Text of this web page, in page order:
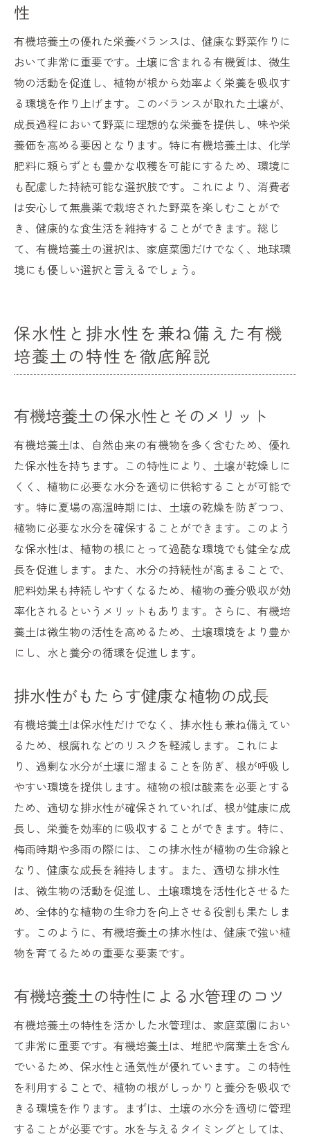
性
有機培養土の優れた栄養バランスは、健康な野菜作りに
おいて非常に重要です。土壌に含まれる有機質は、微生
物の活動を促進し、植物が根から効率よく栄養を吸収す
る環境を作り上げます。このバランスが取れた土壌が、
成長過程において野菜に理想的な栄養を提供し、味や栄
養価を高める要因となります。特に有機培養土は、化学
肥料に頼らずとも豊かな収穫を可能にするため、環境に
も配慮した持続可能な選択肢です。これにより、消費者
は安心して無農薬で栽培された野菜を楽しむことがで
き、健康的な食生活を維持することができます。総じ
て、有機培養土の選択は、家庭菜園だけでなく、地球環
境にも優しい選択と言えるでしょう。
保水性と排水性を兼ね備えた有機
培養土の特性を徹底解説
有機培養土の保水性とそのメリット
有機培養土は、自然由来の有機物を多く含むため、優れ
た保水性を持ちます。この特性により、土壌が乾燥しに
くく、植物に必要な水分を適切に供給することが可能で
す。特に夏場の高温時期には、土壌の乾燥を防ぎつつ、
植物に必要な水分を確保することができます。このよう
な保水性は、植物の根にとって過酷な環境でも健全な成
長を促進します。また、水分の持続性が高まることで、
肥料効果も持続しやすくなるため、植物の養分吸収が効
率化されるというメリットもあります。さらに、有機培
養土は微生物の活性を高めるため、土壌環境をより豊か
にし、水と養分の循環を促進します。
排水性がもたらす健康な植物の成長
有機培養土は保水性だけでなく、排水性も兼ね備えてい
るため、根腐れなどのリスクを軽減します。これによ
り、過剰な水分が土壌に溜まることを防ぎ、根が呼吸し
やすい環境を提供します。植物の根は酸素を必要とする
ため、適切な排水性が確保されていれば、根が健康に成
長し、栄養を効率的に吸収することができます。特に、
梅雨時期や多雨の際には、この排水性が植物の生命線と
なり、健康な成長を維持します。また、適切な排水性
は、微生物の活動を促進し、土壌環境を活性化させるた
め、全体的な植物の生命力を向上させる役割も果たしま
す。このように、有機培養土の排水性は、健康で強い植
物を育てるための重要な要素です。
有機培養土の特性による水管理のコツ
有機培養土の特性を活かした水管理は、家庭菜園におい
て非常に重要です。有機培養土は、堆肥や腐葉土を含ん
でいるため、保水性と通気性が優れています。この特性
を利用することで、植物の根がしっかりと養分を吸収で
きる環境を作ります。まずは、土壌の水分を適切に管理
することが必要です。水を与えるタイミングとしては、